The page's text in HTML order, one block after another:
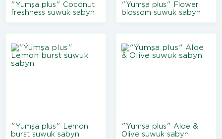
"Ýumşa plus" Coconut
freshness suwuk sabyn
"Ýumşa plus" Flower
blossom suwuk sabyn
"Ýumşa plus" Lemon
burst suwuk sabyn
"Ýumşa plus" Aloe &
Olive suwuk sabyn